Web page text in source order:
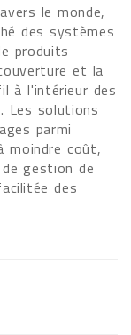
le monde,
des systèmes
produits
et la
à l'intérieur des
Les solutions
parmi
moindre coût,
gestion de
des